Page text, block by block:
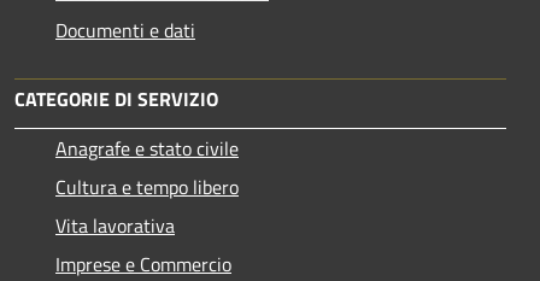
Documenti e dati
CATEGORIE DI SERVIZIO
Anagrafe e stato civile
Cultura e tempo libero
Vita lavorativa
Imprese e Commercio